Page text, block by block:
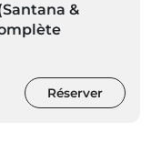
&
Réserver